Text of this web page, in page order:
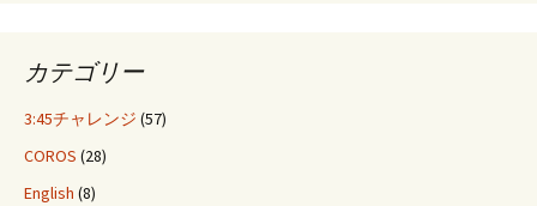
カテゴリー
3:45チャレンジ (57)
COROS (28)
English (8)